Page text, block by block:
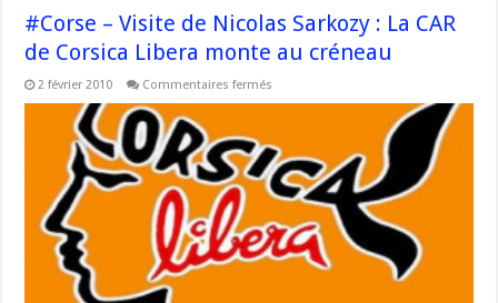
#Corse – Visite de Nicolas Sarkozy : La CAR
de Corsica Libera monte au créneau
2 février 2010 Commentaires fermés
de
Nicolas
Sarkozy
:
La
de
Corsica
Libera
monte